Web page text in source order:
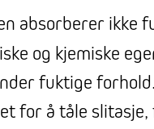
absorberer ikke
og kjemiske
fuktige forhold.
for å tåle slitasje,